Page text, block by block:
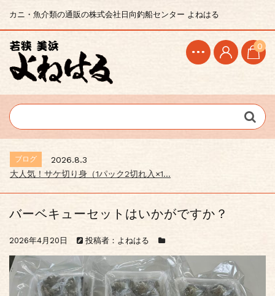
カニ・魚介類の通販の株式会社日向釣船センター よねはる
0
ブログ
2026.8.3
大人気！サケ切り身（1パック2切れ入×1...
バーベキューセットはいかがですか？
2026年4月20日 投稿者：よねはる